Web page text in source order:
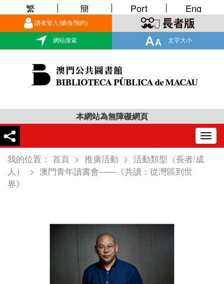
讀者登入(續借/預約)
網站搜索 文字大小
繁 簡 Port Eng
本網站為無障礙網頁
我的位置： 首頁 > 推廣活動 > 活動類型（長者/成
人）
> 澳門青年讀書會——《共讀：從灣區到世
界》